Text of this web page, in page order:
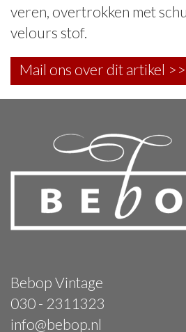
veren, overtrokken met
velours stof.
Mail ons over dit artikel >>
Bebop Vintage
030 - 2311323
info@bebop.nl